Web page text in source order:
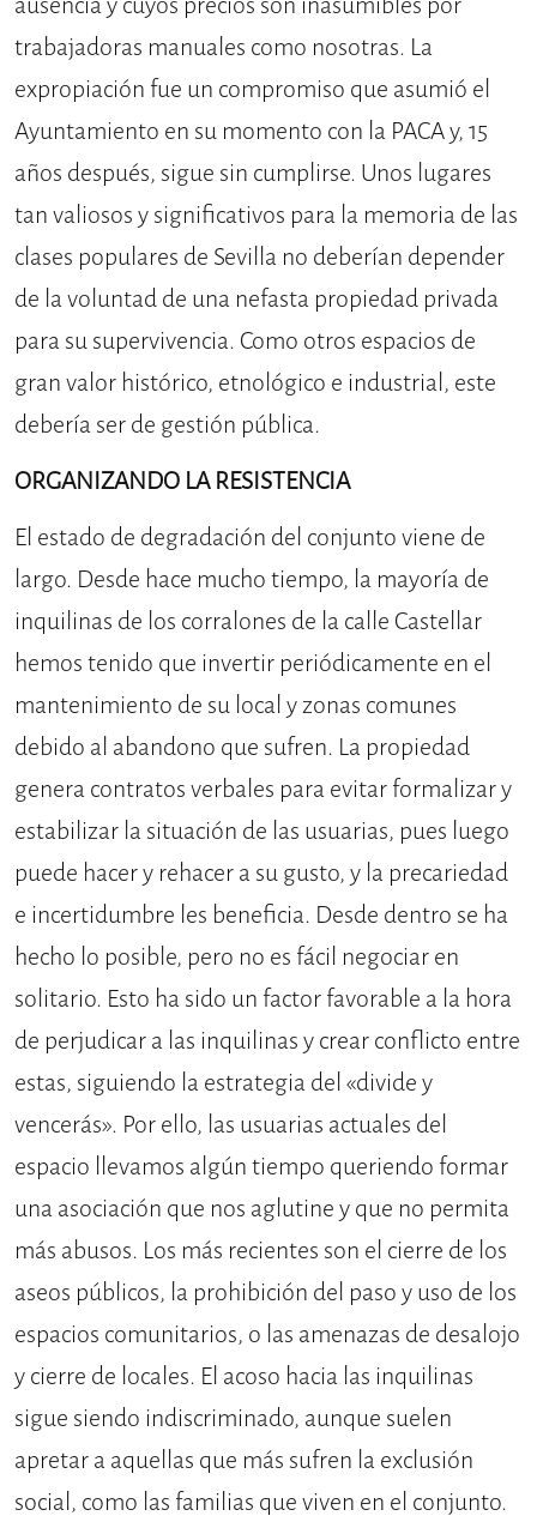
trabajadoras manuales como nosotras. La
expropiación fue un compromiso que asumió el
Ayuntamiento en su momento con la PACA y, 15
años después, sigue sin cumplirse. Unos lugares
tan valiosos y significativos para la memoria de las
clases populares de Sevilla no deberían depender
de la voluntad de una nefasta propiedad privada
para su supervivencia. Como otros espacios de
gran valor histórico, etnológico e industrial, este
debería ser de gestión pública.
ORGANIZANDO LA RESISTENCIA
El estado de degradación del conjunto viene de
largo. Desde hace mucho tiempo, la mayoría de
inquilinas de los corralones de la calle Castellar
hemos tenido que invertir periódicamente en el
mantenimiento de su local y zonas comunes
debido al abandono que sufren. La propiedad
genera contratos verbales para evitar formalizar y
estabilizar la situación de las usuarias, pues luego
puede hacer y rehacer a su gusto, y la precariedad
e incertidumbre les beneficia. Desde dentro se ha
hecho lo posible, pero no es fácil negociar en
solitario. Esto ha sido un factor favorable a la hora
de perjudicar a las inquilinas y crear conflicto entre
estas, siguiendo la estrategia del «divide y
vencerás». Por ello, las usuarias actuales del
espacio llevamos algún tiempo queriendo formar
una asociación que nos aglutine y que no permita
más abusos. Los más recientes son el cierre de los
aseos públicos, la prohibición del paso y uso de los
espacios comunitarios, o las amenazas de desalojo
y cierre de locales. El acoso hacia las inquilinas
sigue siendo indiscriminado, aunque suelen
apretar a aquellas que más sufren la exclusión
social, como las familias que viven en el conjunto.